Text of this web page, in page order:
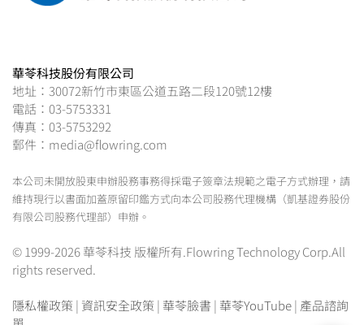
華苓科技股份有限公司
地址：30072新竹市東區公道五路二段120號12樓
電話：03-5753331
傳真：03-5753292
郵件：media@flowring.com
本公司未開放股東申辦股務事務得採電子簽章法規範之電子方式辦理，請
維持現行以書面加蓋原留印鑑方式向本公司股務代理機構（凱基證券股份
有限公司股務代理部）申辦。
© 1999-2026 華苓科技 版權所有.Flowring Technology Corp.All
rights reserved.
隱私權政策 | 資訊安全政策 | 華苓臉書 | 華苓YouTube| 產品諮詢